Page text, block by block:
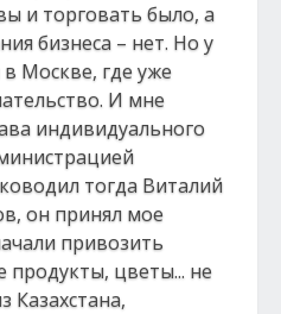
и торговать было, а
бизнеса – нет. Но у
Москве, где уже
И мне
индивидуального
тогда Виталий
он принял мое
привозить
цветы... не
Казахстана,